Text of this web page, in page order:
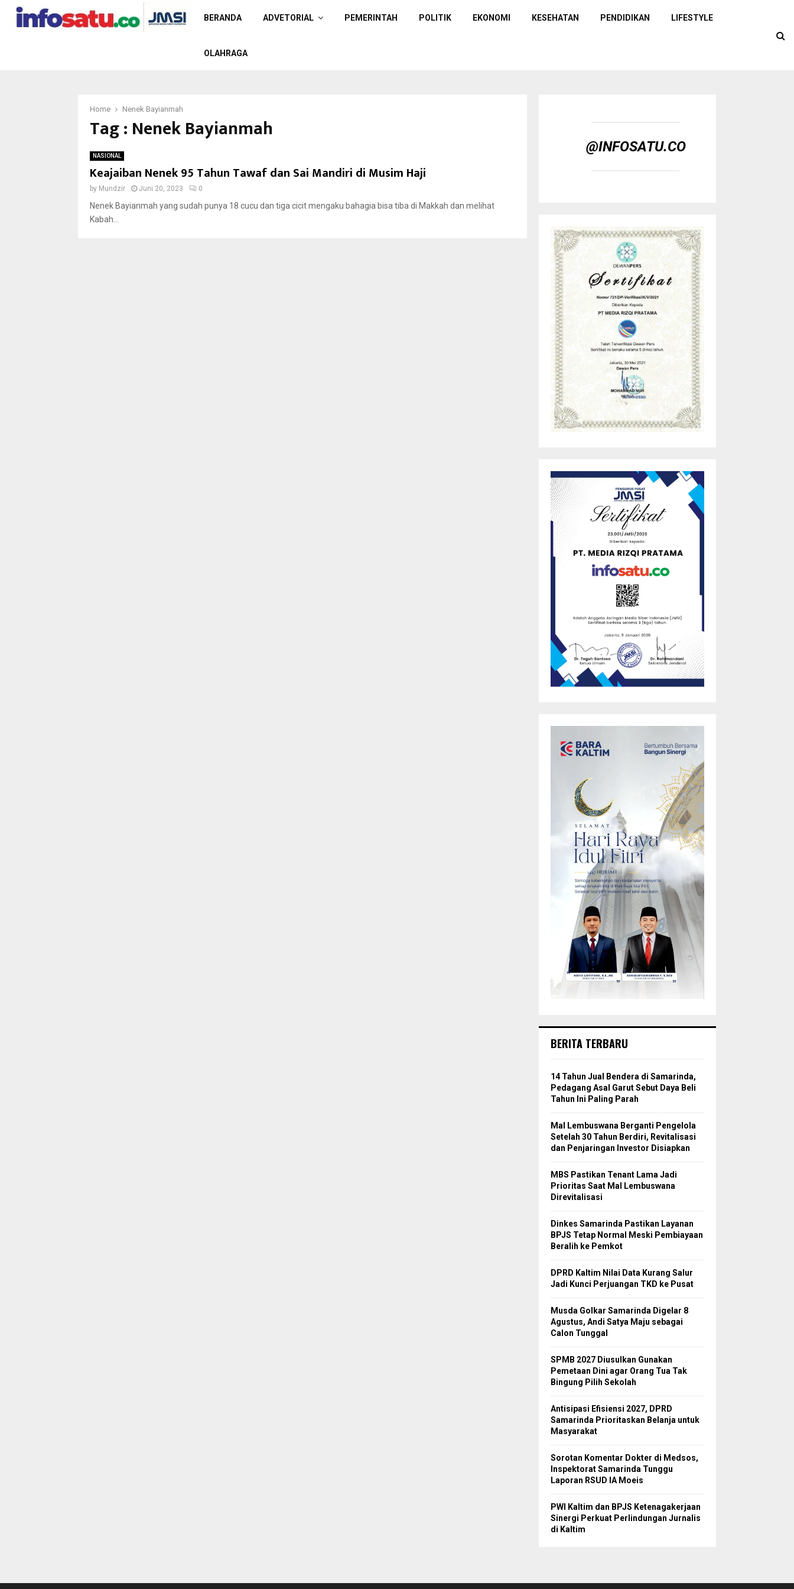
BERANDA ADVETORIAL PEMERINTAH POLITIK EKONOMI KESEHATAN PENDIDIKAN LIFESTYLE
OLAHRAGA
Home Nenek Bayianmah
Tag : Nenek Bayianmah
NASIONAL
Keajaiban Nenek 95 Tahun Tawaf dan Sai Mandiri di Musim Haji
by Mundzir Juni 20, 2023 0
Nenek Bayianmah yang sudah punya 18 cucu dan tiga cicit mengaku bahagia bisa tiba di Makkah dan melihat
Kabah...
@INFOSATU.CO
BERITA TERBARU
14 Tahun Jual Bendera di Samarinda,
Pedagang Asal Garut Sebut Daya Beli
Tahun Ini Paling Parah
Mal Lembuswana Berganti Pengelola
Setelah 30 Tahun Berdiri, Revitalisasi
dan Penjaringan Investor Disiapkan
MBS Pastikan Tenant Lama Jadi
Prioritas Saat Mal Lembuswana
Direvitalisasi
Dinkes Samarinda Pastikan Layanan
BPJS Tetap Normal Meski Pembiayaan
Beralih ke Pemkot
DPRD Kaltim Nilai Data Kurang Salur
Jadi Kunci Perjuangan TKD ke Pusat
Musda Golkar Samarinda Digelar 8
Agustus, Andi Satya Maju sebagai
Calon Tunggal
SPMB 2027 Diusulkan Gunakan
Pemetaan Dini agar Orang Tua Tak
Bingung Pilih Sekolah
Antisipasi Efisiensi 2027, DPRD
Samarinda Prioritaskan Belanja untuk
Masyarakat
Sorotan Komentar Dokter di Medsos,
Inspektorat Samarinda Tunggu
Laporan RSUD IA Moeis
PWI Kaltim dan BPJS Ketenagakerjaan
Sinergi Perkuat Perlindungan Jurnalis
di Kaltim